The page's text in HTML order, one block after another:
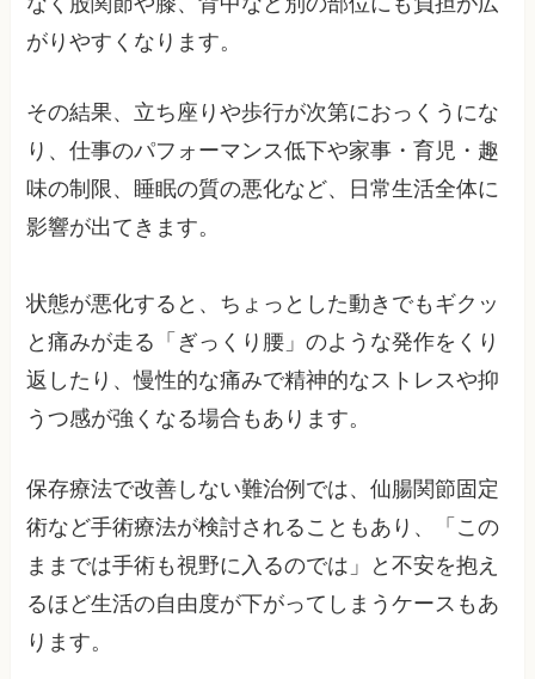
がりやすくなります。
その結果、立ち座りや歩行が次第におっくうにな
り、仕事のパフォーマンス低下や家事・育児・趣
味の制限、睡眠の質の悪化など、日常生活全体に
影響が出てきます。
状態が悪化すると、ちょっとした動きでもギクッ
と痛みが走る「ぎっくり腰」のような発作をくり
返したり、慢性的な痛みで精神的なストレスや抑
うつ感が強くなる場合もあります。
保存療法で改善しない難治例では、仙腸関節固定
術など手術療法が検討されることもあり、「この
ままでは手術も視野に入るのでは」と不安を抱え
るほど生活の自由度が下がってしまうケースもあ
ります。